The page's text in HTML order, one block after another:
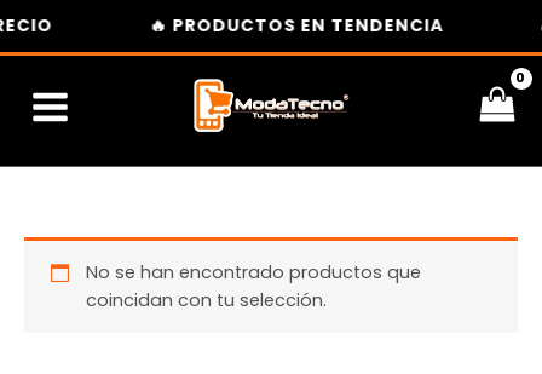
🔥 PRODUCTOS EN TENDENCIA
No se han encontrado productos que
coincidan con tu selección.